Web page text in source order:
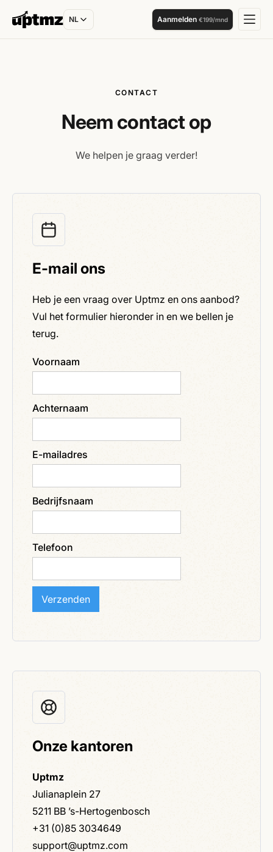
NL Aanmelden€199/mnd
CONTACT
Neem contact op
We helpen je graag verder!
E-mail ons
Heb je een vraag over Uptmz en ons aanbod?
Vul het formulier hieronder in en we bellen je
terug.
Voornaam
Achternaam
E-mailadres
Bedrijfsnaam
Telefoon
Onze kantoren
Uptmz
Julianaplein 27
5211 BB ’s-Hertogenbosch
+31 (0)85 3034649
support@uptmz.com